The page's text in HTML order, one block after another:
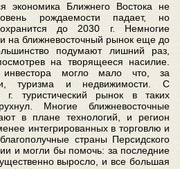
экономика Ближнего Востока не
рождаемости падает, но
до 2030 г. Немногие
на ближневосточный рынок еще до
подумают лишний раз,
на творящееся насилие.
инвестора могло мало что, за
туризма и недвижимости. С
туристический рынок в таких
Многие ближневосточные
в плане технологий, и регион
интегрированных в торговлю и
страны Персидского
и могли бы помочь: за последние
выросло, и все большая